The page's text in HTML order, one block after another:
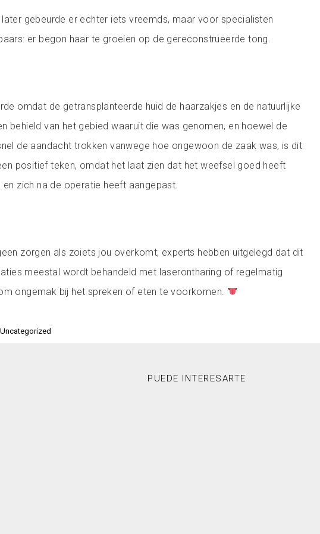
later gebeurde er echter iets vreemds, maar voor specialisten
er begon haar te groeien op de gereconstrueerde tong.
omdat de getransplanteerde huid de haarzakjes en de natuurlijke
behield van het gebied waaruit die was genomen, en hoewel de
de aandacht trokken vanwege hoe ongewoon de zaak was, is dit
positief teken, omdat het laat zien dat het weefsel goed heeft
zich na de operatie heeft aangepast.
zorgen als zoiets jou overkomt; experts hebben uitgelegd dat dit
meestal wordt behandeld met laserontharing of regelmatig
ongemak bij het spreken of eten te voorkomen.
PUEDE INTERESARTE